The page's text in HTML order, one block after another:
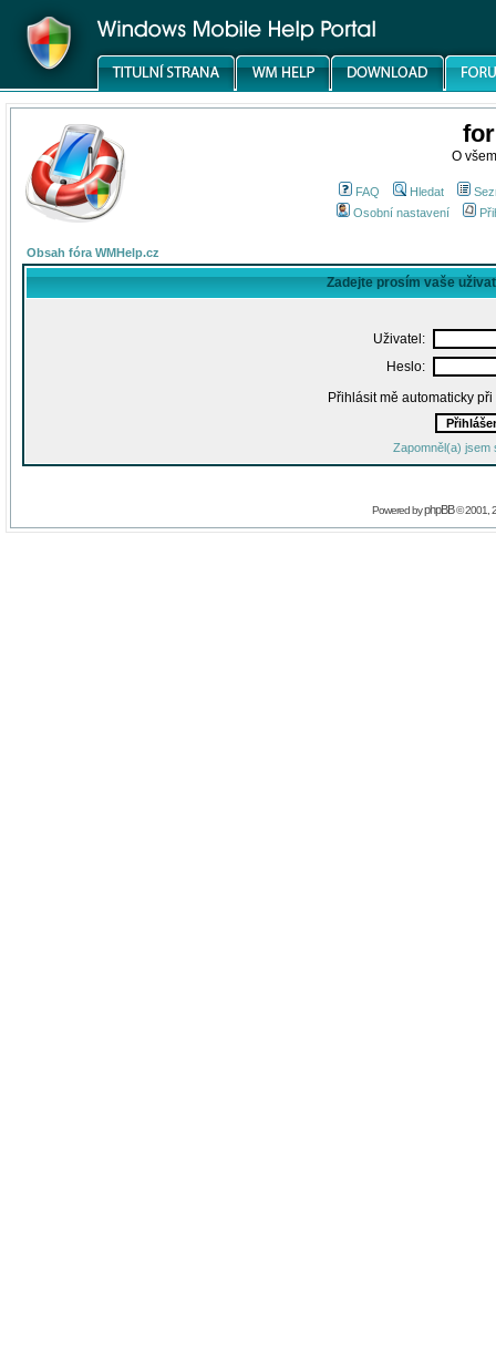
O
FAQ Hledat
Osobní nastavení
Obsah fóra WMHelp.cz
Zadejte prosím vaše
Uživatel:
Heslo:
Přihlásit mě automaticky
Zapomněl(a) jsem
Powered byphpBB© 2001,